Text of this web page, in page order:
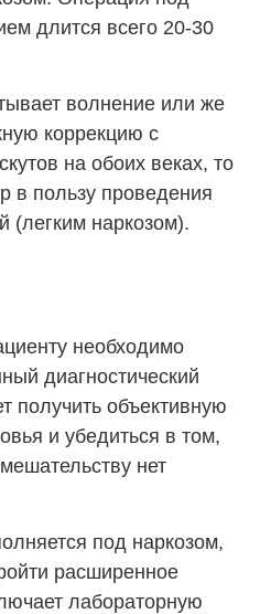
длится всего 20-30
волнение или же
коррекцию с
на обоих веках, то
в пользу проведения
(легким наркозом).
необходимо
диагностический
получить объективную
и убедиться в том,
нет
под наркозом,
расширенное
лабораторную